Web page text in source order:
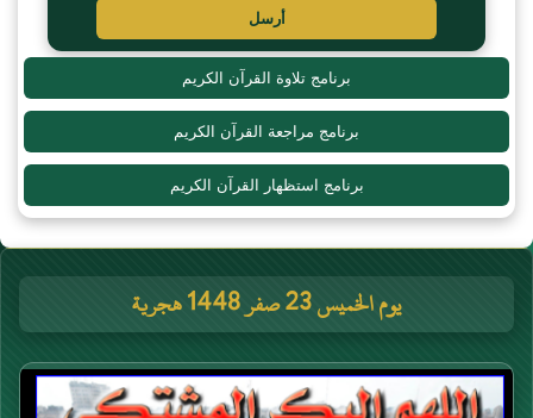
أرسل
برنامج تلاوة القرآن الكريم
برنامج مراجعة القرآن الكريم
برنامج استظهار القرآن الكريم
يوم الخميس 23 صفر 1448 هجرية